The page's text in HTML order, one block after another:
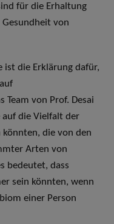
für die Erhaltung
von
ist die Erklärung dafür,
Team von Prof. Desai
auf die Vielfalt der
die von den
Arten von
bedeutet, dass
sein könnten, wenn
einer Person